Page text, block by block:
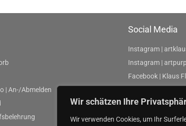
Wir schätzen Ihre
Wir verwenden Cookies, um Ihr
| An-/Abmelden
Social Media
Instagram |
Instagram |
Facebook | Klaus